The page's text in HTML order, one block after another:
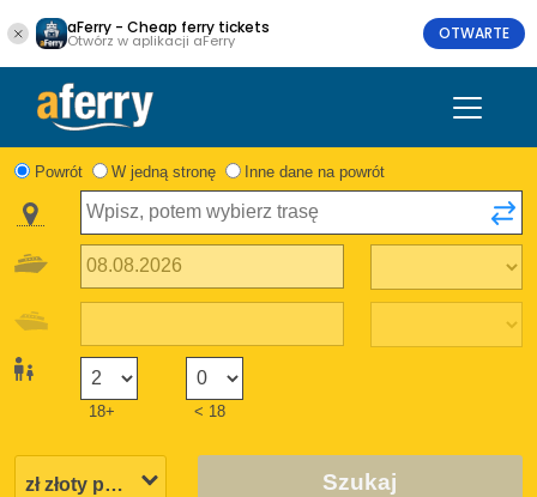
aFerry - Cheap ferry tickets
Otwórz w aplikacji aFerry OTWARTE
Powrót W jedną stronę Inne dane na powrót
18+ < 18
Szukaj